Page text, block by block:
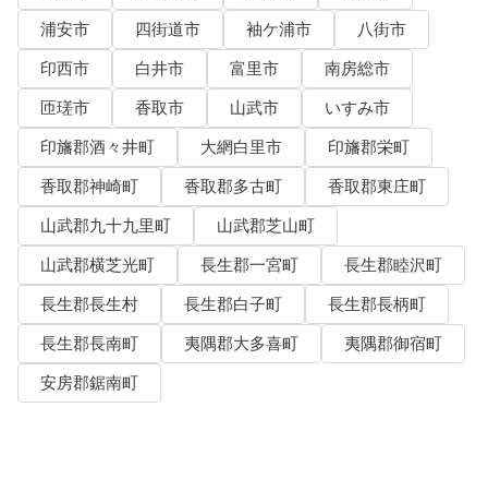
浦安市
四街道市 袖ケ浦市
八街市
印西市
白井市 富里市
南房総市
匝瑳市
香取市 山武市
いすみ市
印旛郡酒々井町
大網白里市
印旛郡栄町
香取郡神崎町
香取郡多古町
香取郡東庄町
山武郡九十九里町
山武郡芝山町
山武郡横芝光町
長生郡一宮町
長生郡睦沢町
長生郡長生村
長生郡白子町
長生郡長柄町
長生郡長南町
夷隅郡大多喜町
夷隅郡御宿町
安房郡鋸南町